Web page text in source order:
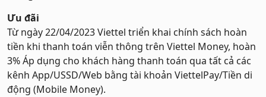
Ưu đãi
Từ ngày 22/04/2023 Viettel triển khai chính sách hoàn
tiền khi thanh toán viễn thông trên Viettel Money, hoàn
3% Áp dụng cho khách hàng thanh toán qua tất cả các
kênh App/USSD/Web bằng tài khoản ViettelPay/Tiền di
động (Mobile Money).